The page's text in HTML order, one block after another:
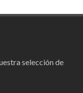
selección de